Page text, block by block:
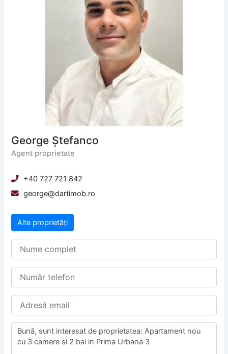
George Ștefanco
Agent proprietate
+40 727 721 842
george@dartimob.ro
Alte proprietăți